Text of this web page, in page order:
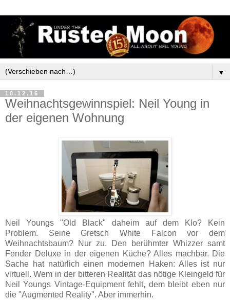
▼
18.12.16
Weihnachtsgewinnspiel: Neil Young in
der eigenen Wohnung
Neil Youngs "Old Black" daheim auf dem Klo? Kein
Problem. Seine Gretsch White Falcon vor dem
Weihnachtsbaum? Nur zu. Den berühmter Whizzer samt
Fender Deluxe in der eigenen Küche? Alles machbar. Die
Sache hat natürlich einen modernen Haken: Alles ist nur
virtuell. Wem in der bitteren Realität das nötige Kleingeld für
Neil Youngs Vintage-Equipment fehlt, dem bleibt eben nur
die "Augmented Reality". Aber immerhin.